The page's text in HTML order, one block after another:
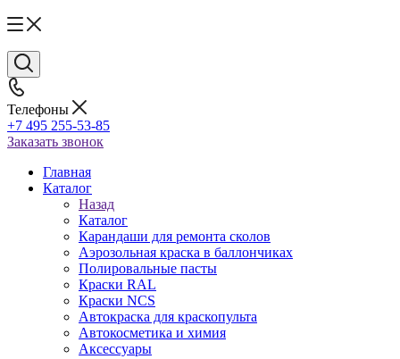
Телефоны
+7 495 255-53-85
Заказать звонок
Главная
Каталог
Назад
Каталог
Карандаши для ремонта сколов
Аэрозольная краска в баллончиках
Полировальные пасты
Краски RAL
Краски NCS
Автокраска для краскопульта
Автокосметика и химия
Аксессуары